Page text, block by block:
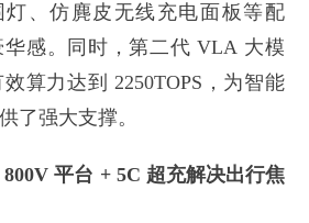
灯、仿麂皮无线充电面板等配
感。同时，第二代 VLA 大模
算力达到 2250TOPS，为智能
了强大支撑。
平台 + 5C 超充解决出行焦